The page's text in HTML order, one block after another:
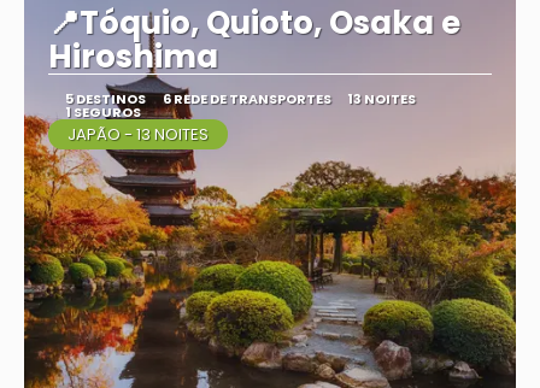
📍Tóquio, Quioto, Osaka e
Hiroshima
5 DESTINOS 6 REDE DE TRANSPORTES 13 NOITES
1 SEGUROS
JAPÃO - 13 NOITES